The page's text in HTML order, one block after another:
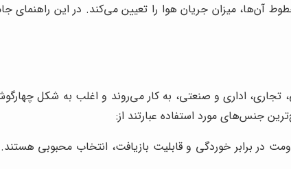
آن‌ها، میزان جریان هوا را تعیین می‌کند. در این راهنمای
تجاری، اداری و صنعتی، به کار می‌روند و اغلب به شکل
جنس‌های مورد استفاده عبارتند از:
در برابر خوردگی و قابلیت بازیافت، انتخاب محبوبی